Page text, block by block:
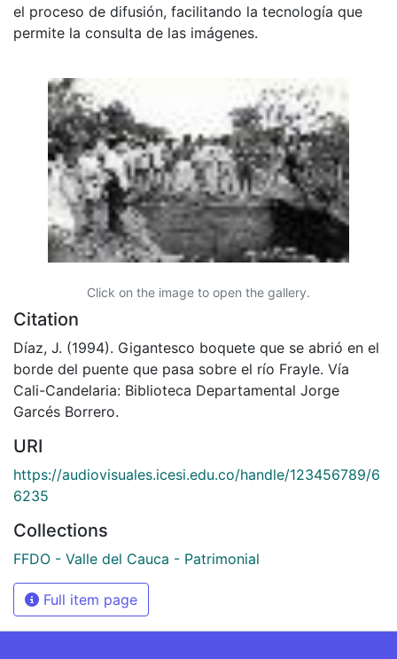
el proceso de difusión, facilitando la tecnología que
permite la consulta de las imágenes.
Click on the image to open the gallery.
Citation
Díaz, J. (1994). Gigantesco boquete que se abrió en el
borde del puente que pasa sobre el río Frayle. Vía
Cali-Candelaria: Biblioteca Departamental Jorge
Garcés Borrero.
URI
https://audiovisuales.icesi.edu.co/handle/123456789/6
6235
Collections
FFDO - Valle del Cauca - Patrimonial
Full item page